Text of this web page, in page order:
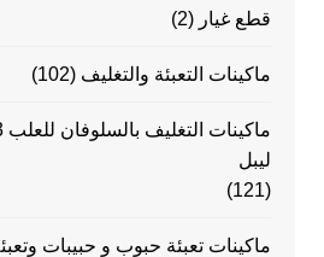
قطع غيار (2)
ماكينات التعبئة والتغليف (102)
ليبل
(121)
ماكينات تعبئة حبوب و حبيبات